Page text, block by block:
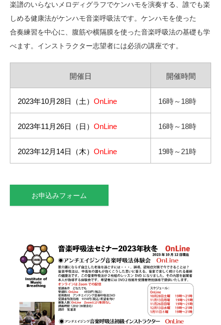
楽譜のいらないメロディグラフでケンハモを演奏する、誰でも楽
しめる健康法がケンハモ音楽呼吸法です。ケンハモを使った
合奏練習を中心に、腹筋や横隔膜を使った音楽呼吸法の基礎も学
べます。インストラクター志望者には必須の講座です。
開催日 開催時間
2023年10月28日（土） OnLine 16時～18時
2023年11月26日（日） OnLine 16時～18時
2023年12月14日（木） OnLine 19時～21時
お申込みフォーム